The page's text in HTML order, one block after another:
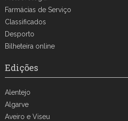
Farmácias de Serviço
Classificados
Desporto
Bilheteira online
Edições
Alentejo
Algarve
Aveiro e Viseu